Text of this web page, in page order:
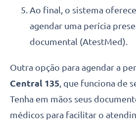
Ao final, o sistema
agendar uma perícia
documental (AtestMed).
Outra opção para agendar a
Central 135, que funciona de
Tenha em mãos seus
médicos para facilitar o